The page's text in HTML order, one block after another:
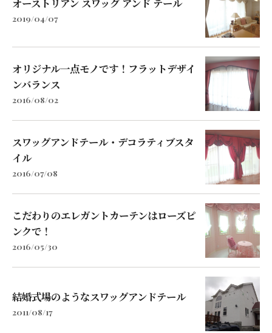
オーストリアン スワッグ アンド テール
2019/04/07
オリジナル一点モノです！フラットデザイ
ンバランス
2016/08/02
スワッグアンドテール・デコラティブスタ
イル
2016/07/08
こだわりのエレガントカーテンはローズピ
ンクで！
2016/05/30
結婚式場のようなスワッグアンドテール
2011/08/17